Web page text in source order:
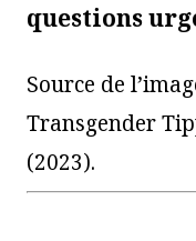
questions
Source de
Transgender
(2023).